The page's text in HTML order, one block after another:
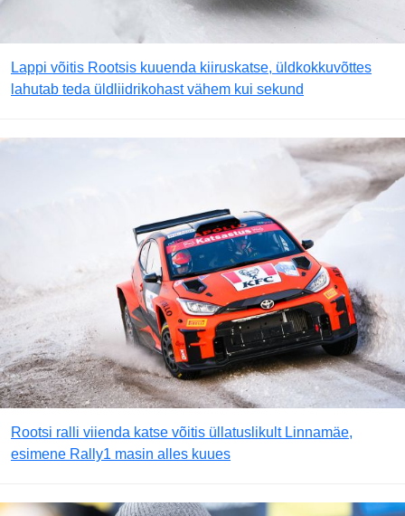
Lappi võitis Rootsis kuuenda kiiruskatse, üldkokkuvõttes
lahutab teda üldliidrikohast vähem kui sekund
Rootsi ralli viienda katse võitis üllatuslikult Linnamäe,
esimene Rally1 masin alles kuues